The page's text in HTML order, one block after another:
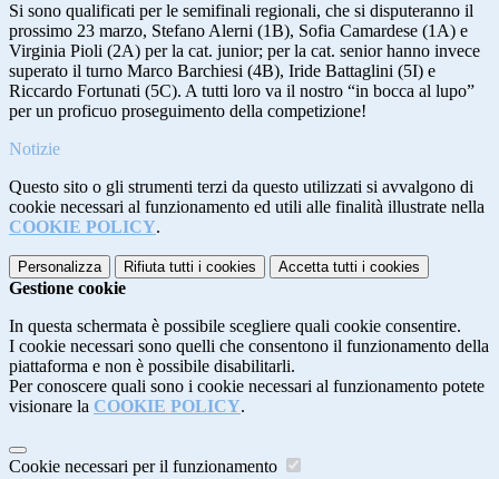
Si sono qualificati per le semifinali regionali, che si disputeranno il
prossimo 23 marzo, Stefano Alerni (1B), Sofia Camardese (1A) e
Virginia Pioli (2A) per la cat. junior; per la cat. senior hanno invece
superato il turno Marco Barchiesi (4B), Iride Battaglini (5I) e
Riccardo Fortunati (5C). A tutti loro va il nostro “in bocca al lupo”
per un proficuo proseguimento della competizione!
Notizie
Questo sito o gli strumenti terzi da questo utilizzati si avvalgono di
cookie necessari al funzionamento ed utili alle finalità illustrate nella
COOKIE POLICY.
Personalizza Rifiuta tutti i cookies Accetta tutti i cookies
Gestione cookie
In questa schermata è possibile scegliere quali cookie consentire.
I cookie necessari sono quelli che consentono il funzionamento della
piattaforma e non è possibile disabilitarli.
Per conoscere quali sono i cookie necessari al funzionamento potete
visionare la COOKIE POLICY.
Cookie necessari per il funzionamento